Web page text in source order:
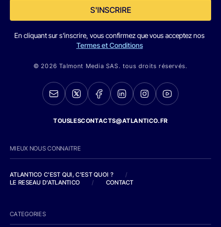
S'INSCRIRE
En cliquant sur s'inscrire, vous confirmez que vous acceptez nos
Termes et Conditions
© 2026 Talmont Media SAS. tous droits réservés.
TOUSLESCONTACTS@ATLANTICO.FR
MIEUX NOUS CONNAITRE
ATLANTICO C'EST QUI, C'EST QUOI ?
/
LE RESEAU D'ATLANTICO
/ CONTACT
CATEGORIES